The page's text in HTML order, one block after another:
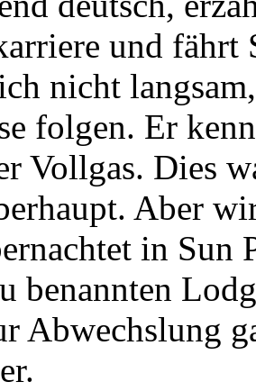
und fährt
nicht
folgen. Er
Vollgas. Dies
Aber
in Sun
benannten
Abwechslung